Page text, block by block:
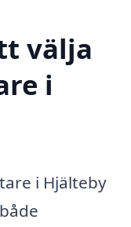
välja
i
i Hjälteby